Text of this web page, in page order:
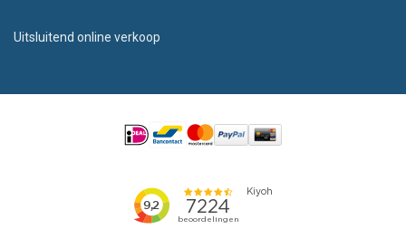
Uitsluitend online verkoop